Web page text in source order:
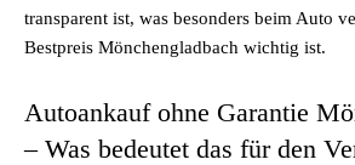
transparent ist, was besonders beim Auto
Bestpreis Mönchengladbach wichtig ist.
Autoankauf ohne Garantie
– Was bedeutet das für den